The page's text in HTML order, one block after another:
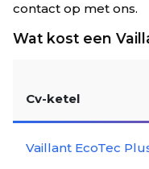
contact op met ons.
Wat kost een
Cv-ketel
Vaillant EcoTec